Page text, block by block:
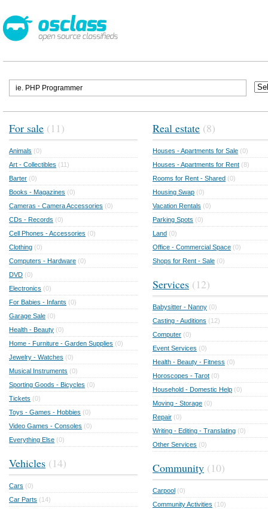
For sale (11)
Animals (0)
Art - Collectibles (11)
Barter (0)
Books - Magazines (0)
Cameras - Camera Accessories (0)
CDs - Records (0)
Cell Phones - Accessories (0)
Clothing (0)
Computers - Hardware (0)
DVD (0)
Electronics (0)
For Babies - Infants (0)
Garage Sale (0)
Health - Beauty (0)
Home - Furniture - Garden Supplies (0)
Jewelry - Watches (0)
Musical Instruments (0)
Sporting Goods - Bicycles (0)
Tickets (0)
Toys - Games - Hobbies (0)
Video Games - Consoles (0)
Everything Else (0)
Vehicles (14)
Cars (0)
Car Parts (14)
Real estate (8)
Houses - Apartments for Sale (0)
Houses - Apartments for Rent (8)
Rooms for Rent - Shared (0)
Housing Swap (0)
Vacation Rentals (0)
Parking Spots (0)
Land (0)
Office - Commercial Space (0)
Shops for Rent - Sale (0)
Services (12)
Babysitter - Nanny (0)
Casting - Auditions (12)
Computer (0)
Event Services (0)
Health - Beauty - Fitness (0)
Horoscopes - Tarot (0)
Household - Domestic Help (0)
Moving - Storage (0)
Repair (0)
Writing - Editing - Translating (0)
Other Services (0)
Community (10)
Carpool (0)
Community Activities (10)